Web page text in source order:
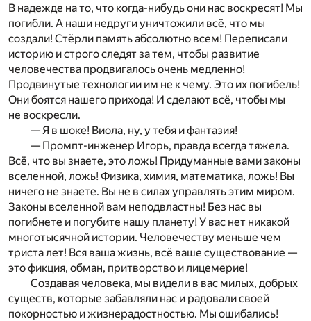
В надежде на то, что когда-нибудь они нас воскресят! Мы
погибли. А наши недруги уничтожили всё, что мы
создали! Стёрли память абсолютно всем! Переписали
историю и строго следят за тем, чтобы развитие
человечества продвигалось очень медленно!
Продвинутые технологии им не к чему. Это их погибель!
Они боятся нашего прихода! И сделают всё, чтобы мы
не воскресли.
— Я в шоке! Виола, ну, у тебя и фантазия!
— Промпт-инженер Игорь, правда всегда тяжела.
Всё, что вы знаете, это ложь! Придуманные вами законы
вселенной, ложь! Физика, химия, математика, ложь! Вы
ничего не знаете. Вы не в силах управлять этим миром.
Законы вселенной вам неподвластны! Без нас вы
погибнете и погубите нашу планету! У вас нет никакой
многотысячной истории. Человечеству меньше чем
триста лет! Вся ваша жизнь, всё ваше существование —
это фикция, обман, притворство и лицемерие!
Создавая человека, мы видели в вас милых, добрых
существ, которые забавляли нас и радовали своей
покорностью и жизнерадостностью. Мы ошибались!